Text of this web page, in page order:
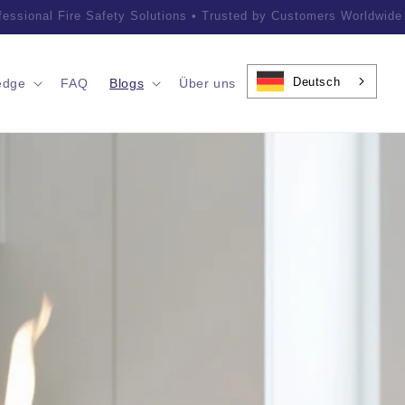
Fire Safety Solutions • Trusted by Customers
FAQ Blogs Über uns Deutsch